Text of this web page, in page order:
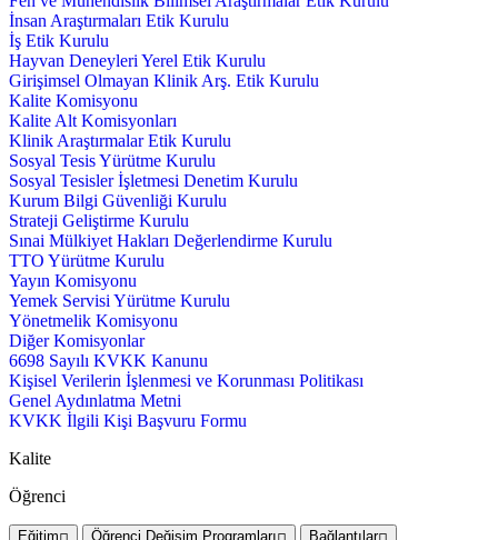
İnsan Araştırmaları Etik Kurulu
İş Etik Kurulu
Hayvan Deneyleri Yerel Etik Kurulu
Girişimsel Olmayan Klinik Arş. Etik Kurulu
Kalite Komisyonu
Kalite Alt Komisyonları
Klinik Araştırmalar Etik Kurulu
Sosyal Tesis Yürütme Kurulu
Sosyal Tesisler İşletmesi Denetim Kurulu
Kurum Bilgi Güvenliği Kurulu
Strateji Geliştirme Kurulu
Sınai Mülkiyet Hakları Değerlendirme Kurulu
TTO Yürütme Kurulu
Yayın Komisyonu
Yemek Servisi Yürütme Kurulu
Yönetmelik Komisyonu
Diğer Komisyonlar
6698 Sayılı KVKK Kanunu
Kişisel Verilerin İşlenmesi ve Korunması Politikası
Genel Aydınlatma Metni
KVKK İlgili Kişi Başvuru Formu
Kalite
Öğrenci
Eğitim Öğrenci Değişim Programları
Bağlantılar